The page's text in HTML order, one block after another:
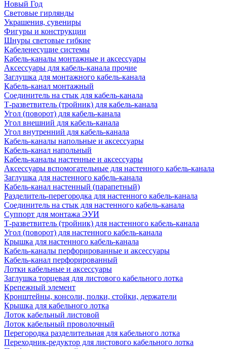
Новый Год
Световые гирлянды
Украшения, сувениры
Фигуры и конструкции
Шнуры световые гибкие
Кабеленесущие системы
Кабель-каналы монтажные и аксессуары
Аксессуары для кабель-канала прочие
Заглушка для монтажного кабель-канала
Кабель-канал монтажный
Соединитель на стык для кабель-канала
Т-разветвитель (тройник) для кабель-канала
Угол (поворот) для кабель-канала
Угол внешний для кабель-канала
Угол внутренний для кабель-канала
Кабель-каналы напольные и аксессуары
Кабель-канал напольный
Кабель-каналы настенные и аксессуары
Аксессуары вспомогательные для настенного кабель-канала
Заглушка для настенного кабель-канала
Кабель-канал настенный (парапетный)
Разделитель-перегородка для настенного кабель-канала
Соединитель на стык для настенного кабель-канала
Суппорт для монтажа ЭУИ
Т-разветвитель (тройник) для настенного кабель-канала
Угол (поворот) для настенного кабель-канала
Крышка для настенного кабель-канала
Кабель-каналы перфорированные и аксессуары
Кабель-канал перфорированный
Лотки кабельные и аксессуары
Заглушка торцевая для листового кабельного лотка
Крепежный элемент
Кронштейны, консоли, полки, стойки, держатели
Крышка для кабельного лотка
Лоток кабельный листовой
Лоток кабельный проволочный
Перегородка разделительная для кабельного лотка
Переходник-редуктор для листового кабельного лотка